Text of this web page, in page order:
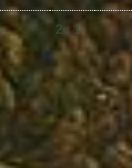
2 : 1